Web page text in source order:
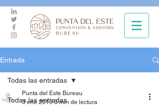
Entrada
Todas las entradas
Todas las entradas
Punta del Este Bureau
3 ene 2019 3 min de lectura